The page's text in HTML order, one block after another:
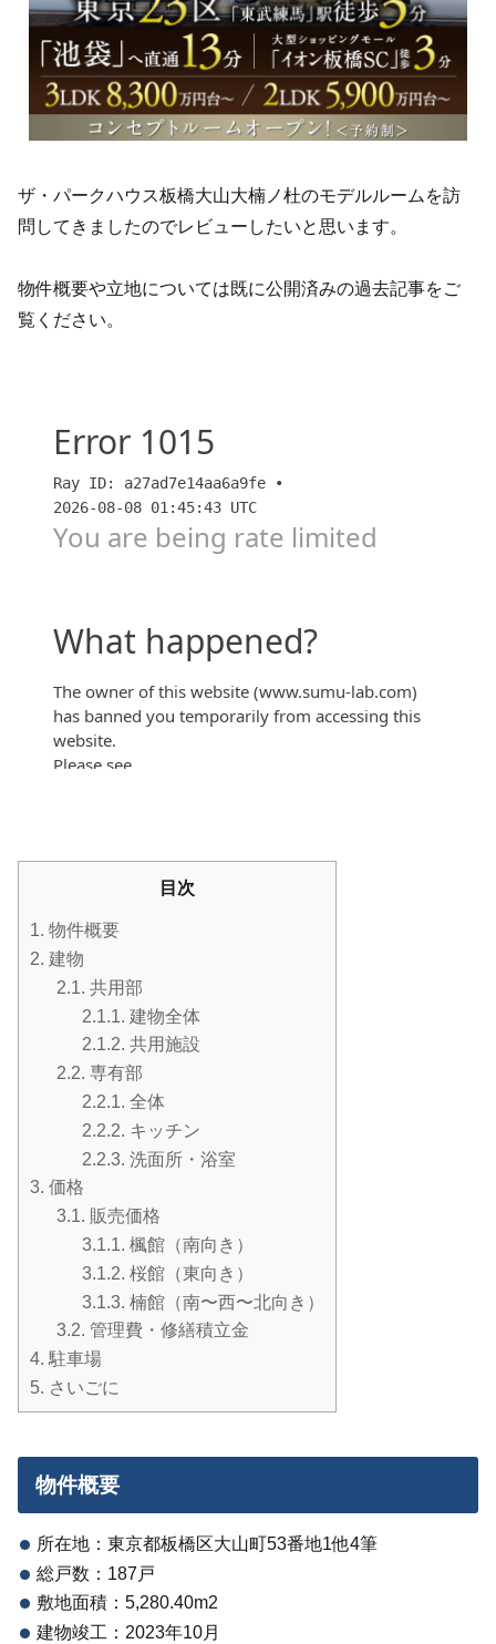
ザ・パークハウス板橋大山大楠ノ杜のモデルルームを訪
問してきましたのでレビューしたいと思います。
物件概要や立地については既に公開済みの過去記事をご
覧ください。
ザ・パークハウス板橋大山大楠ノ杜 現地訪問レビュ
ー【2LDK】
目次
1. 物件概要
2. 建物
2.1. 共用部
2.1.1. 建物全体
2.1.2. 共用施設
2.2. 専有部
2.2.1. 全体
2.2.2. キッチン
2.2.3. 洗面所・浴室
3. 価格
3.1. 販売価格
3.1.1. 楓館（南向き）
3.1.2. 桜館（東向き）
3.1.3. 楠館（南〜西〜北向き）
3.2. 管理費・修繕積立金
4. 駐車場
5. さいごに
物件概要
所在地：東京都板橋区大山町53番地1他4筆
総戸数：187戸
敷地面積：5,280.40m2
建物竣工：2023年10月